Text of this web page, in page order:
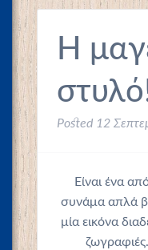
Η
Posted 12
Είναι ένα
συνάμα απλά
μία εικόνα